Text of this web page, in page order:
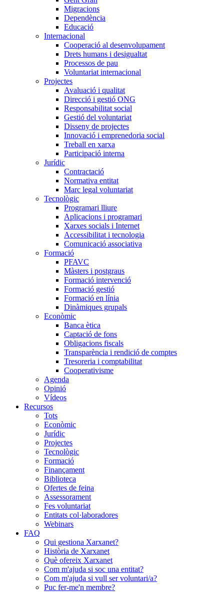
Migracions
Dependència
Educació
Internacional
Cooperació al desenvolupament
Drets humans i desigualtat
Processos de pau
Voluntariat internacional
Projectes
Avaluació i qualitat
Direcció i gestió ONG
Responsabilitat social
Gestió del voluntariat
Disseny de projectes
Innovació i emprenedoria social
Treball en xarxa
Participació interna
Jurídic
Contractació
Normativa entitat
Marc legal voluntariat
Tecnològic
Programari lliure
Aplicacions i programari
Xarxes socials i Internet
Accessibilitat i tecnologia
Comunicació associativa
Formació
PFAVC
Màsters i postgraus
Formació intervenció
Formació gestió
Formació en línia
Dinàmiques grupals
Econòmic
Banca ètica
Captació de fons
Obligacions fiscals
Transparència i rendició de comptes
Tresoreria i comptabilitat
Cooperativisme
Agenda
Opinió
Vídeos
Recursos
Tots
Econòmic
Jurídic
Projectes
Tecnològic
Formació
Finançament
Biblioteca
Ofertes de feina
Assessorament
Fes voluntariat
Entitats col·laboradores
Webinars
FAQ
Qui gestiona Xarxanet?
Història de Xarxanet
Què ofereix Xarxanet
Com m'ajuda si soc una entitat?
Com m'ajuda si vull ser voluntari/a?
Puc fer-me'n membre?